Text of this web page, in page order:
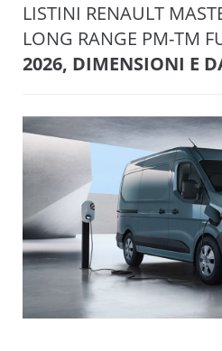
LISTINI RENAULT
LONG RANGE PM-TM
2026, DIMENSIONI E